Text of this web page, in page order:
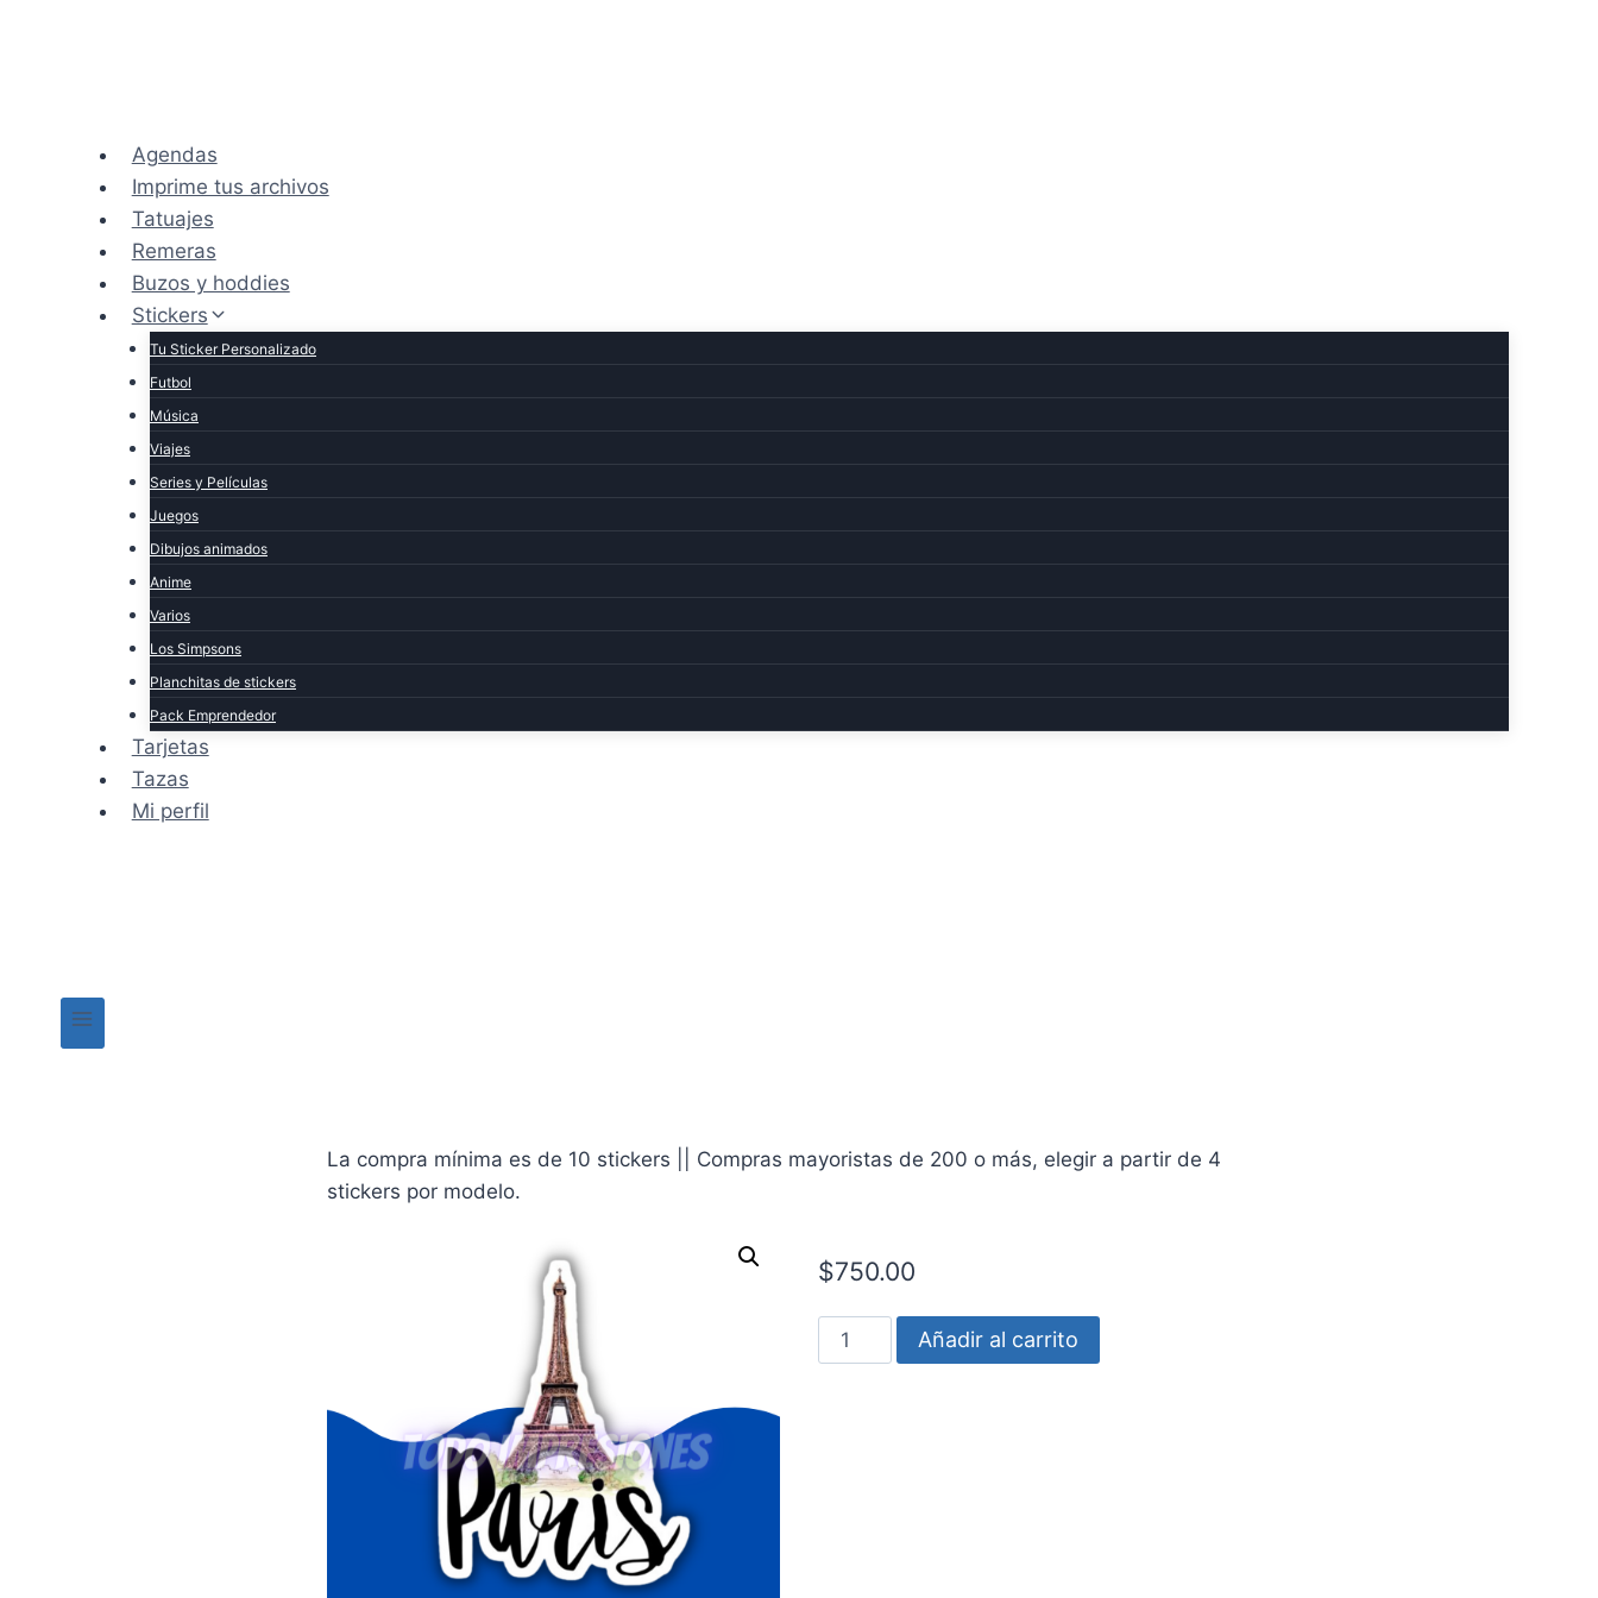
Agendas
Imprime tus archivos
Tatuajes
Remeras
Buzos y hoddies
Stickers
Tu Sticker Personalizado
Futbol
Música
Viajes
Series y Películas
Juegos
Dibujos animados
Anime
Varios
Los Simpsons
Planchitas de stickers
Pack Emprendedor
Tarjetas
Tazas
Mi perfil
La compra mínima es de 10 stickers || Compras mayoristas de 200 o más, elegir a partir de 4
stickers por modelo.
$750.00
Paris
cantidad
Añadir al carrito